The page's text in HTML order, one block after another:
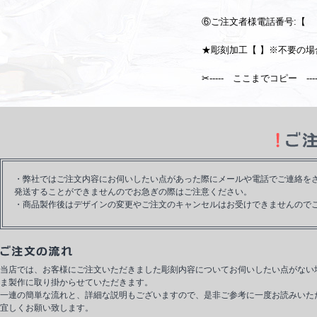
⑥ご注文者様電話番号
★彫刻加工【 】※不要の場
✂----- ここまでコピー
・弊社ではご注文内容にお伺いしたい点があった際にメールや電話でご連絡
発送することができませんのでお急ぎの際はご注意ください。
・商品製作後はデザインの変更やご注文のキャンセルはお受けできませんので
当店では、お客様にご注文いただきました彫刻内容についてお伺いしたい点がな
ま製作に取り掛からせていただきます。
一連の簡単な流れと、詳細な説明もございますので、是非ご参考に一度お読みいた
宜しくお願い致します。